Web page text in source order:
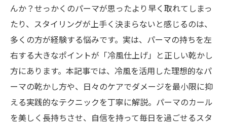
んか？せっかくのパーマが思ったより早く取れてしまっ
たり、スタイリングが上手く決まらないと感じるのは、
多くの方が経験する悩みです。実は、パーマの持ちを左
右する大きなポイントが「冷風仕上げ」と正しい乾かし
方にあります。本記事では、冷風を活用した理想的なパ
ーマの乾かし方や、日々のケアでダメージを最小限に抑
える実践的なテクニックを丁寧に解説。パーマのカール
を美しく長持ちさせ、自信を持って毎日を過ごせるスタ